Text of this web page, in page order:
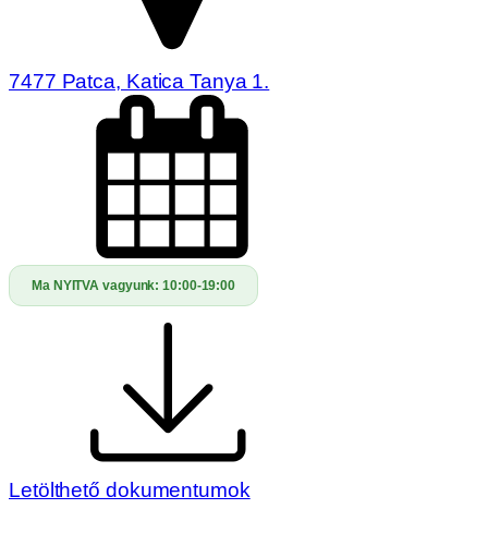
7477 Patca, Katica Tanya 1.
Ma NYITVA vagyunk:10:00-19:00
Letölthető dokumentumok